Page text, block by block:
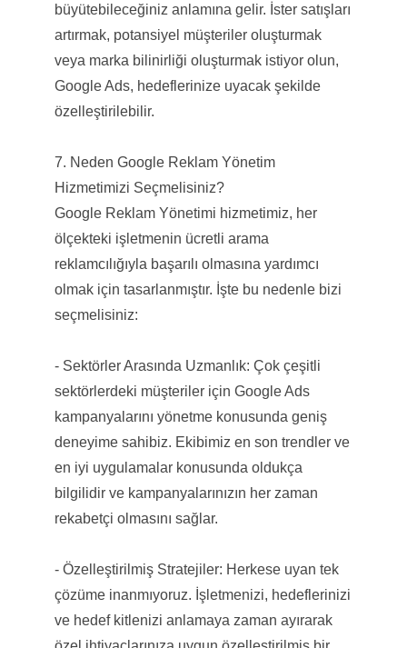
büyütebileceğiniz anlamına gelir. İster satışları
artırmak, potansiyel müşteriler oluşturmak
veya marka bilinirliği oluşturmak istiyor olun,
Google Ads, hedeflerinize uyacak şekilde
özelleştirilebilir.
7. Neden Google Reklam Yönetim
Hizmetimizi Seçmelisiniz?
Google Reklam Yönetimi hizmetimiz, her
ölçekteki işletmenin ücretli arama
reklamcılığıyla başarılı olmasına yardımcı
olmak için tasarlanmıştır. İşte bu nedenle bizi
seçmelisiniz:
- Sektörler Arasında Uzmanlık: Çok çeşitli
sektörlerdeki müşteriler için Google Ads
kampanyalarını yönetme konusunda geniş
deneyime sahibiz. Ekibimiz en son trendler ve
en iyi uygulamalar konusunda oldukça
bilgilidir ve kampanyalarınızın her zaman
rekabetçi olmasını sağlar.
- Özelleştirilmiş Stratejiler: Herkese uyan tek
çözüme inanmıyoruz. İşletmenizi, hedeflerinizi
ve hedef kitlenizi anlamaya zaman ayırarak